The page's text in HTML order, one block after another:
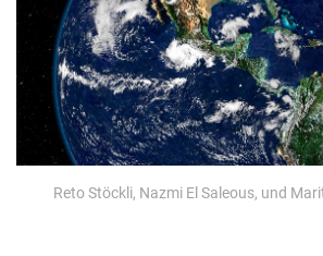
Reto Stöckli, Nazmi El Saleous, und